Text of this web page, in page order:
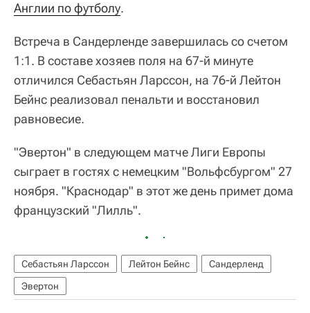
Англии по футболу.
Встреча в Сандерленде завершилась со счетом
1:1. В составе хозяев поля на 67-й минуте
отличился Себастьян Ларссон, на 76-й Лейтон
Бейнс реализовал пенальти и восстановил
равновесие.
"Эвертон" в следующем матче Лиги Европы
сыграет в гостях с немецким "Вольфсбургом" 27
ноября. "Краснодар" в этот же день примет дома
французский "Лилль".
Себастьян Ларссон Лейтон Бейнс
Сандерленд
Эвертон